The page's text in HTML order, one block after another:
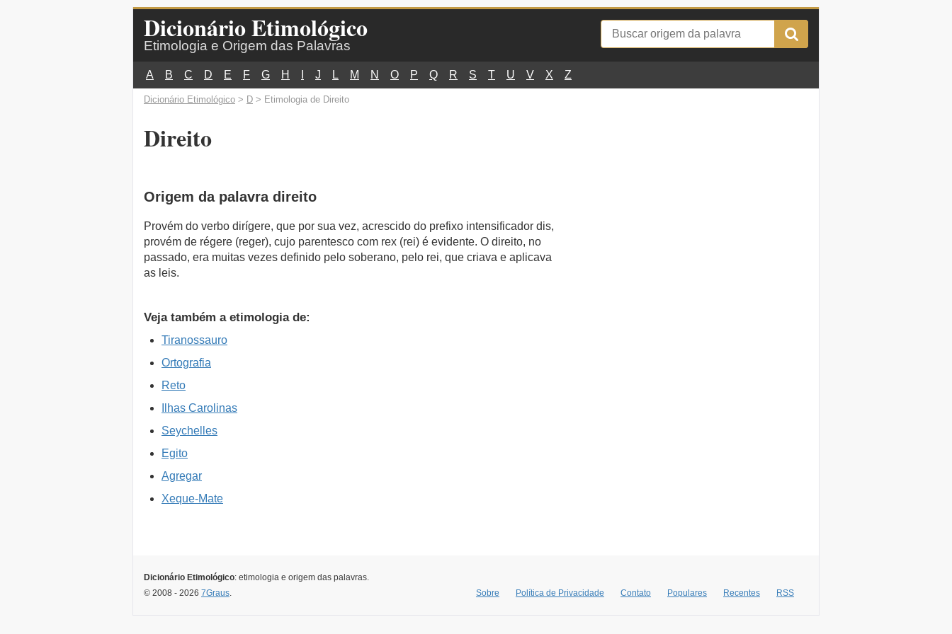
Dicionário Etimológico
Etimologia e Origem das Palavras
A B C D E F G H J L M N O P Q R S T U V X Z
Dicionário Etimológico > D > Etimologia de Direito
Direito
Origem da palavra direito
Provém do verbo dirígere, que por sua vez, acrescido do prefixo intensificador dis,
provém de régere (reger), cujo parentesco com rex (rei) é evidente. O direito, no
passado, era muitas vezes definido pelo soberano, pelo rei, que criava e aplicava
as leis.
Veja também a etimologia de:
Tiranossauro
Ortografia
Reto
Ilhas Carolinas
Seychelles
Egito
Agregar
Xeque-Mate
Sobre Política de Privacidade Contato Populares Recentes RSS
Dicionário Etimológico: etimologia e origem das palavras.
© 2008 - 2026 7Graus.